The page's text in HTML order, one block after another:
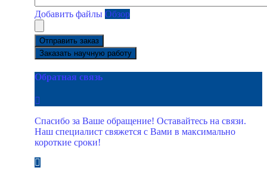
Добавить файлы Обзор
Отправить заказ
Заказать научную работу
Обратная связь
Спасибо за Ваше обращение! Оставайтесь на связи.
Наш специалист свяжется с Вами в максимально
короткие сроки!